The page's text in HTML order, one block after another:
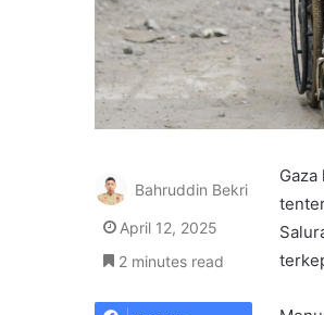
Bahruddin Bekri
April 12, 2025
2 minutes read